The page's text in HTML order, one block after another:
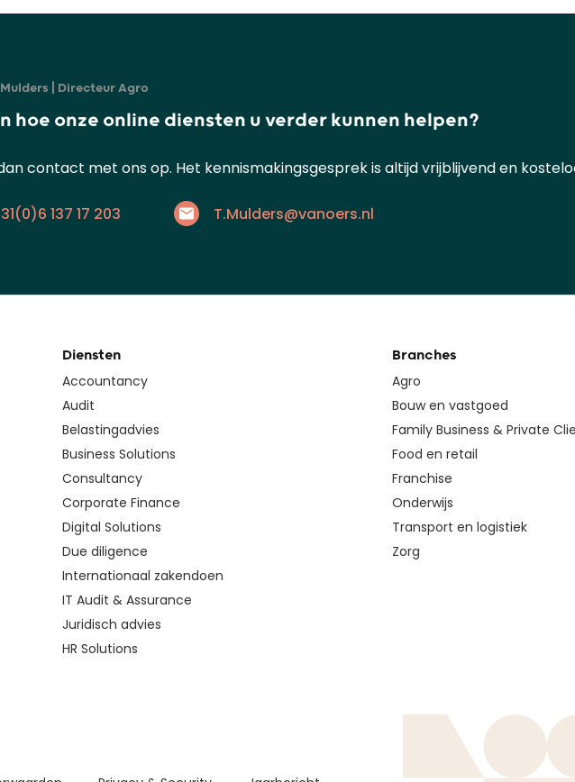
| Directeur Agro
hoe onze online diensten u verder kunnen helpen?
contact met ons op. Het kennismakingsgesprek is altijd vrijblijvend en
137 17 203 T.Mulders@vanoers.nl
Diensten
Accountancy
Audit
Belastingadvies
Business Solutions
Consultancy
Corporate Finance
Digital Solutions
Due diligence
Internationaal zakendoen
IT Audit & Assurance
Juridisch advies
HR Solutions
Branches
Agro
Bouw en vastgoed
Family Business & Private
Food en retail
Franchise
Onderwijs
Transport en logistiek
Zorg